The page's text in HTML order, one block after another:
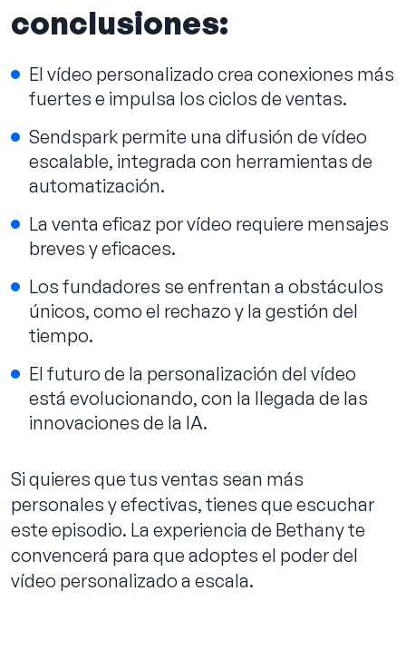
conclusiones:
El vídeo personalizado crea conexiones más
fuertes e impulsa los ciclos de ventas.
Sendspark permite una difusión de vídeo
escalable, integrada con herramientas de
automatización.
La venta eficaz por vídeo requiere mensajes
breves y eficaces.
Los fundadores se enfrentan a obstáculos
únicos, como el rechazo y la gestión del
tiempo.
El futuro de la personalización del vídeo
está evolucionando, con la llegada de las
innovaciones de la IA.
Si quieres que tus ventas sean más
personales y efectivas, tienes que escuchar
este episodio. La experiencia de Bethany te
convencerá para que adoptes el poder del
vídeo personalizado a escala.